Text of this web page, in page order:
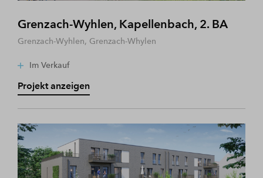
Grenzach-Wyhlen, Kapellenbach, 2. BA
Grenzach-Wyhlen, Grenzach-Whylen
Im Verkauf
Projekt anzeigen